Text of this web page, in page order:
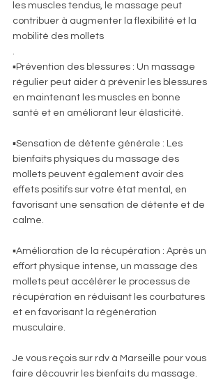
les muscles tendus, le massage peut
contribuer à augmenter la flexibilité et la
mobilité des mollets
.
▪️Prévention des blessures : Un massage
régulier peut aider à prévenir les blessures
en maintenant les muscles en bonne
santé et en améliorant leur élasticité.
▪️Sensation de détente générale : Les
bienfaits physiques du massage des
mollets peuvent également avoir des
effets positifs sur votre état mental, en
favorisant une sensation de détente et de
calme.
▪️Amélioration de la récupération : Après un
effort physique intense, un massage des
mollets peut accélérer le processus de
récupération en réduisant les courbatures
et en favorisant la régénération
musculaire.
Je vous reçois sur rdv à Marseille pour vous
faire découvrir les bienfaits du massage.